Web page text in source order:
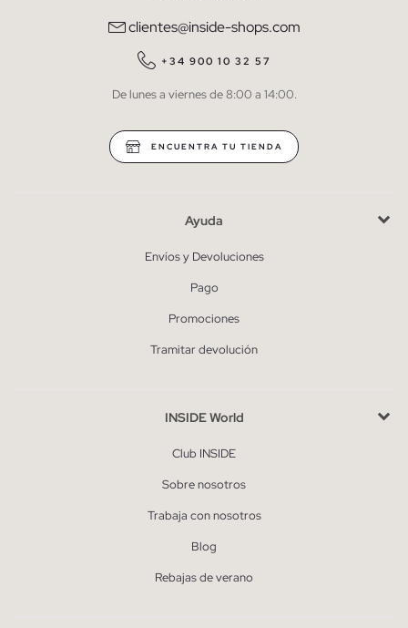
QUIERO SUSCRIBIRME
* Puedes cancelar la suscripción en cualquier momento.
clientes@inside-shops.com
+34 900 10 32 57
De lunes a viernes de 8:00 a 14:00.
ENCUENTRA TU TIENDA
Ayuda
Envíos y Devoluciones
Pago
Promociones
Tramitar devolución
INSIDE World
Club INSIDE
Sobre nosotros
Trabaja con nosotros
Blog
Rebajas de verano